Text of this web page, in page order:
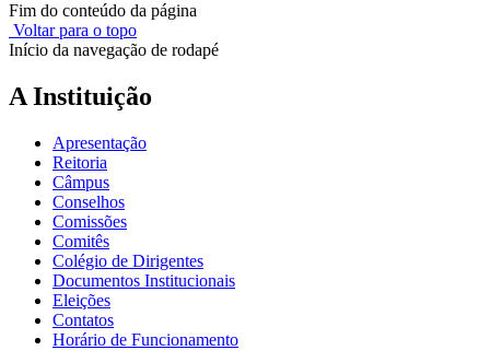
Fim do conteúdo da página
Voltar para o topo
Início da navegação de rodapé
A Instituição
Apresentação
Reitoria
Câmpus
Conselhos
Comissões
Comitês
Colégio de Dirigentes
Documentos Institucionais
Eleições
Contatos
Horário de Funcionamento